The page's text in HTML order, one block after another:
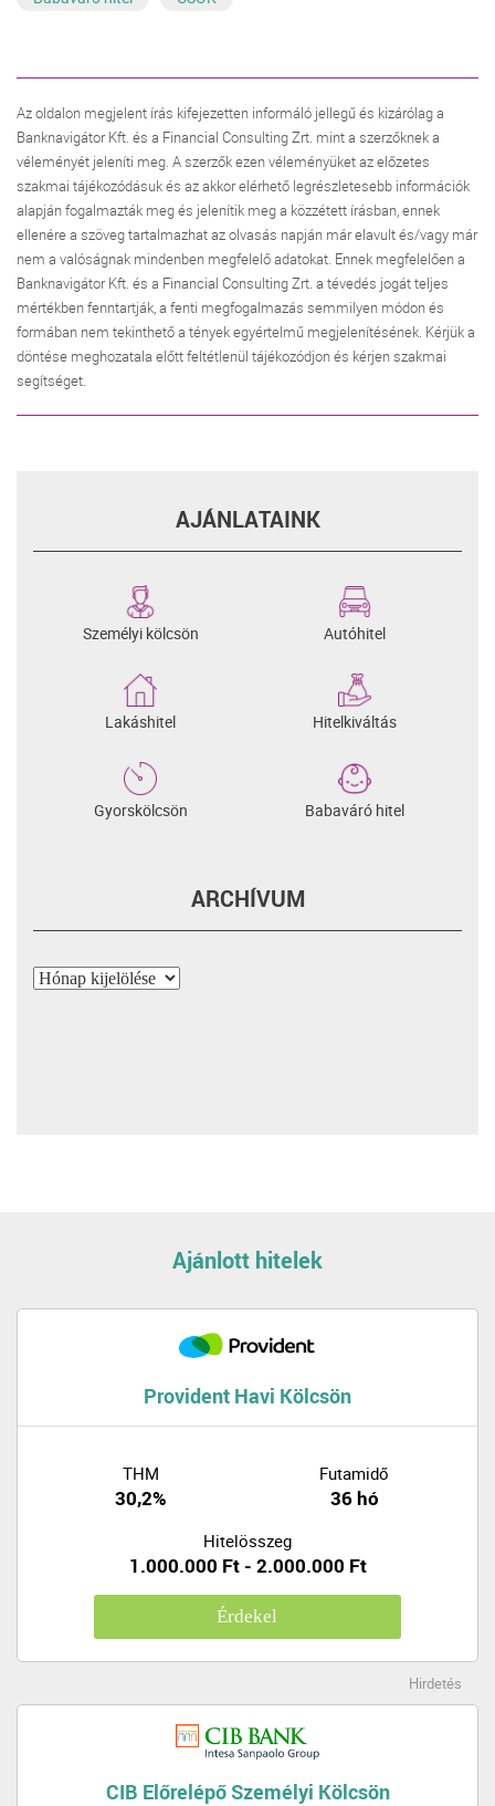
Az oldalon megjelent írás kifejezetten informáló jellegű és kizárólag a
Banknavigátor Kft. és a Financial Consulting Zrt. mint a szerzőknek a
véleményét jeleníti meg. A szerzők ezen véleményüket az előzetes
szakmai tájékozódásuk és az akkor elérhető legrészletesebb információk
alapján fogalmazták meg és jelenítik meg a közzétett írásban, ennek
ellenére a szöveg tartalmazhat az olvasás napján már elavult és/vagy már
nem a valóságnak mindenben megfelelő adatokat. Ennek megfelelően a
Banknavigátor Kft. és a Financial Consulting Zrt. a tévedés jogát teljes
mértékben fenntartják, a fenti megfogalmazás semmilyen módon és
formában nem tekinthető a tények egyértelmű megjelenítésének. Kérjük a
döntése meghozatala előtt feltétlenül tájékozódjon és kérjen szakmai
segítséget.
AJÁNLATAINK
Személyi kölcsön Autóhitel
Lakáshitel Hitelkiváltás
Gyorskölcsön Babaváró hitel
ARCHÍVUM
Archívum
Ajánlott hitelek
Provident Havi Kölcsön
THM
30,2%
Futamidő
36 hó
Hitelösszeg
1.000.000 Ft - 2.000.000 Ft
Érdekel
Hirdetés
CIB Előrelépő Személyi Kölcsön